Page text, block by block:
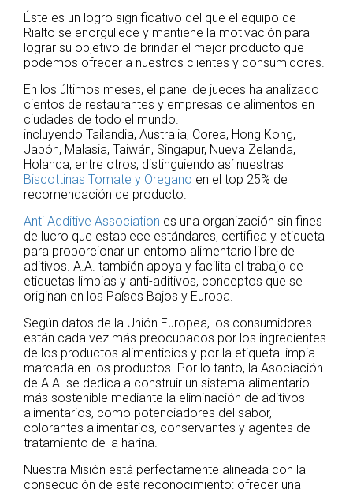
Éste es un logro significativo del que el equipo de
Rialto se enorgullece y mantiene la motivación para
lograr su objetivo de brindar el mejor producto que
podemos ofrecer a nuestros clientes y consumidores.
En los últimos meses, el panel de jueces ha analizado
cientos de restaurantes y empresas de alimentos en
ciudades de todo el mundo.
incluyendo Tailandia, Australia, Corea, Hong Kong,
Japón, Malasia, Taiwán, Singapur, Nueva Zelanda,
Holanda, entre otros, distinguiendo así nuestras
Biscottinas Tomate y Oregano en el top 25% de
recomendación de producto.
Anti Additive Association es una organización sin fines
de lucro que establece estándares, certifica y etiqueta
para proporcionar un entorno alimentario libre de
aditivos. A.A. también apoya y facilita el trabajo de
etiquetas limpias y anti-aditivos, conceptos que se
originan en los Países Bajos y Europa.
Según datos de la Unión Europea, los consumidores
están cada vez más preocupados por los ingredientes
de los productos alimenticios y por la etiqueta limpia
marcada en los productos. Por lo tanto, la Asociación
de A.A. se dedica a construir un sistema alimentario
más sostenible mediante la eliminación de aditivos
alimentarios, como potenciadores del sabor,
colorantes alimentarios, conservantes y agentes de
tratamiento de la harina.
Nuestra Misión está perfectamente alineada con la
consecución de este reconocimiento: ofrecer una